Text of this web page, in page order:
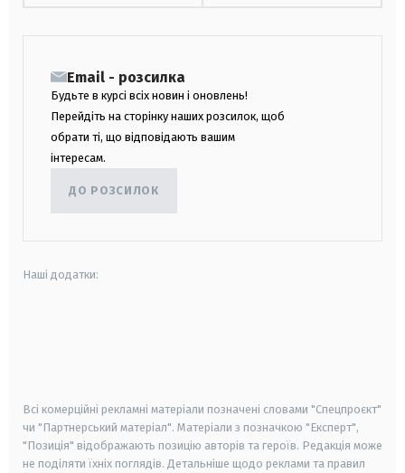
Email - розсилка
Будьте в курсі всіх новин і оновлень!
Перейдіть на сторінку наших розсилок, щоб
обрати ті, що відповідають вашим
інтересам.
ДО РОЗСИЛОК
Наші додатки:
Всі комерційні рекламні матеріали позначені словами "Спецпроєкт"
чи "Партнерський матеріал". Матеріали з позначкою "Експерт",
"Позиція" відображають позицію авторів та героїв. Редакція може
не поділяти їхніх поглядів. Детальніше щодо реклами та правил